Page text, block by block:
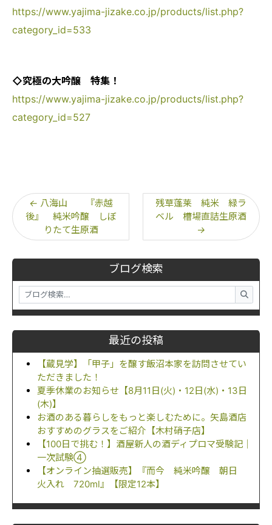
ブログ検索
最近の投稿
【蔵見学】「甲子」を醸す飯沼本家を訪問させてい
ただきました！
夏季休業のお知らせ【8月11日(火)・12日(水)・13日
(木)】
お酒のある暮らしをもっと楽しむために。矢島酒店
おすすめのグラスをご紹介【木村硝子店】
【100日で挑む！】酒屋新人の酒ディプロマ受験記｜
一次試験④
【オンライン抽選販売】『而今 純米吟醸 朝日
火入れ 720ml』【限定12本】
https://www.yajima-jizake.co.jp/products/list.php?
category_id=533
◇究極の大吟醸 特集！
https://www.yajima-jizake.co.jp/products/list.php?
category_id=527
← 八海山 『赤越
後』 純米吟醸 しぼ
りたて生原酒
残草蓬莱 純米 緑ラ
ベル 槽場直詰生原酒
→